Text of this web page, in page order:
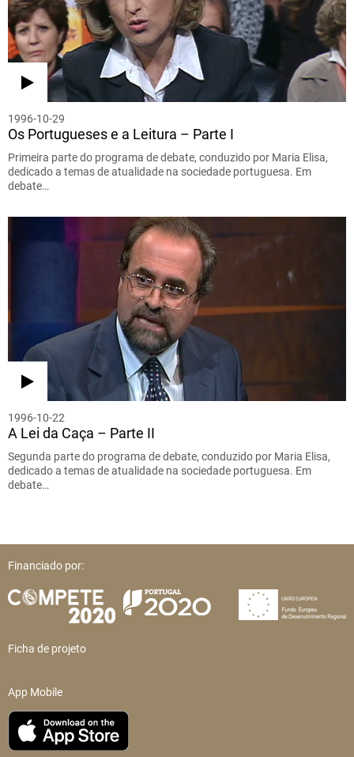
1996-10-29
Os Portugueses e a Leitura – Parte I
Primeira parte do programa de debate, conduzido por Maria Elisa,
dedicado a temas de atualidade na sociedade portuguesa. Em
debate…
1996-10-22
A Lei da Caça – Parte II
Segunda parte do programa de debate, conduzido por Maria Elisa,
dedicado a temas de atualidade na sociedade portuguesa. Em
debate…
Financiado por:
Ficha de projeto
App Mobile